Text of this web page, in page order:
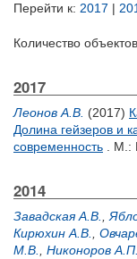
Перейти к: 2017 |
Количество
2017
Леонов А.В. (2017)
Долина гейзеров и
современность . М.:
2014
Завадская А.В.
Кирюхин А.В.
М.В.
Никоноров А.П.